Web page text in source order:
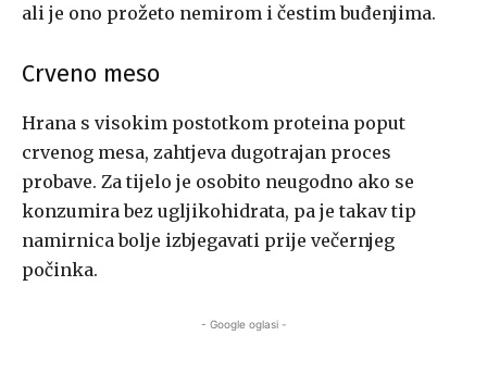
ali je ono prožeto nemirom i čestim buđenjima.
Crveno meso
Hrana s visokim postotkom proteina poput
crvenog mesa, zahtjeva dugotrajan proces
probave. Za tijelo je osobito neugodno ako se
konzumira bez ugljikohidrata, pa je takav tip
namirnica bolje izbjegavati prije večernjeg
počinka.
- Google oglasi -